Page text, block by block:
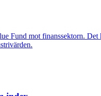
Fund mot finanssektorn.